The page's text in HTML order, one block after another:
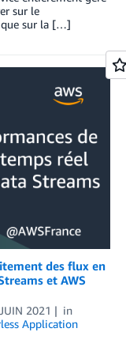
sur le
que sur la […]
des flux en
et AWS
2021
in
Application